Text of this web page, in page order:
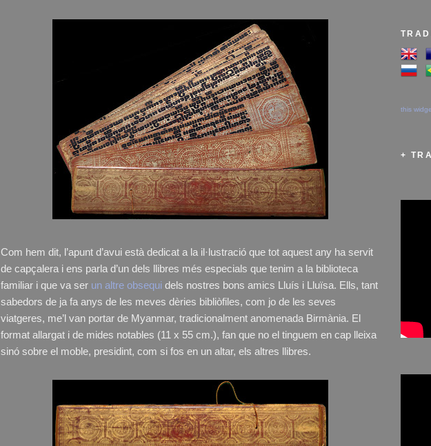
Com hem dit, l’apunt d’avui està dedicat a la il·lustració que tot aquest any ha servit
de capçalera i ens parla d’un dels llibres més especials que tenim a la biblioteca
familiar i que va ser un altre obsequi dels nostres bons amics Lluís i Lluïsa. Ells, tant
sabedors de ja fa anys de les meves dèries bibliòfiles, com jo de les seves
viatgeres, me’l van portar de Myanmar, tradicionalment anomenada Birmània. El
format allargat i de mides notables (11 x 55 cm.), fan que no el tinguem en cap lleixa
sinó sobre el moble, presidint, com si fos en un altar, els altres llibres.
this
+